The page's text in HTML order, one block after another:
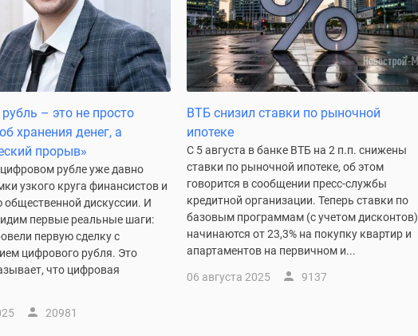
– это не просто
хранения денег, а
прорыв»
рубле уже давно
узкого круга финансистов и
общественной дискуссии. И
первые реальные шаги:
первую сделку с
цифрового рубля. Это
что цифровая
20981
ВТБ снизил ставки по рыночной
ипотеке
С 5 августа в банке ВТБ на 2 п.п. снижены
ставки по рыночной ипотеке, об этом
говорится в сообщении пресс-службы
кредитной организации. Теперь ставки по
базовым программам (с учетом дисконтов)
начинаются от 23,3% на покупку квартир и
апартаментов на первичном и...
06 августа 2025 9137